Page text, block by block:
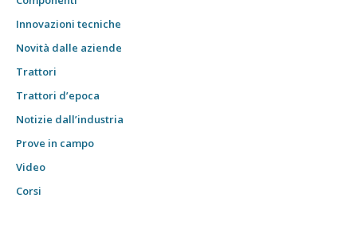
Innovazioni tecniche
Novità dalle aziende
Trattori
Trattori d’epoca
Notizie dall’industria
Prove in campo
Video
Corsi